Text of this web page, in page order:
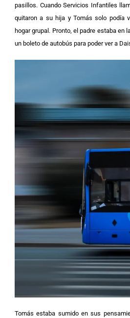
pasillos. Cuando Servicios Infantiles
quitaron a su hija y Tomás solo podía
hogar grupal. Pronto, el padre estaba en
un boleto de autobús para poder ver a
Tomás estaba sumido en sus